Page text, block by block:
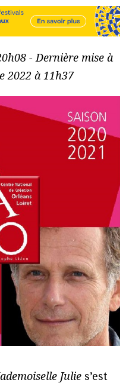
- Dernière mise à
2022 à 11h37
Julie s’est